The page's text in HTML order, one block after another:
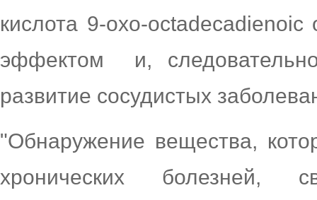
кислота 9-oxo-
эффектом и,
развитие сосудистых
"Обнаружение вещества,
хронических